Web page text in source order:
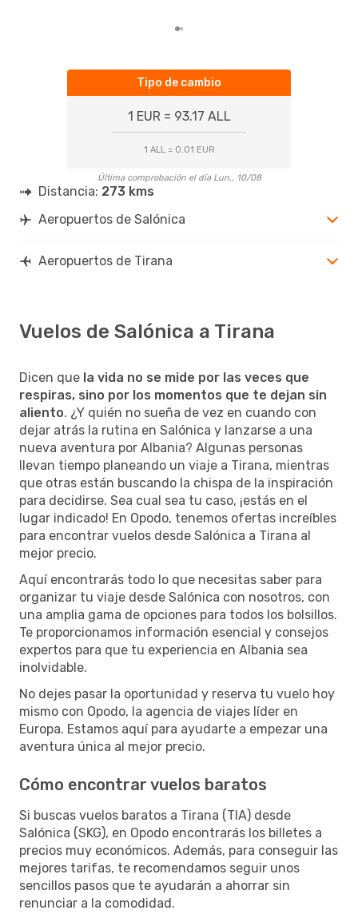
Tipo de cambio
1 EUR = 93.17 ALL
1 ALL = 0.01 EUR
Última comprobación el día Lun., 10/08
Distancia: 273 kms
Aeropuertos de Salónica
Aeropuertos de Tirana
Vuelos de Salónica a Tirana
Dicen que la vida no se mide por las veces que
respiras, sino por los momentos que te dejan sin
aliento. ¿Y quién no sueña de vez en cuando con
dejar atrás la rutina en Salónica y lanzarse a una
nueva aventura por Albania? Algunas personas
llevan tiempo planeando un viaje a Tirana, mientras
que otras están buscando la chispa de la inspiración
para decidirse. Sea cual sea tu caso, ¡estás en el
lugar indicado! En Opodo, tenemos ofertas increíbles
para encontrar vuelos desde Salónica a Tirana al
mejor precio.
Aquí encontrarás todo lo que necesitas saber para
organizar tu viaje desde Salónica con nosotros, con
una amplia gama de opciones para todos los bolsillos.
Te proporcionamos información esencial y consejos
expertos para que tu experiencia en Albania sea
inolvidable.
No dejes pasar la oportunidad y reserva tu vuelo hoy
mismo con Opodo, la agencia de viajes líder en
Europa. Estamos aquí para ayudarte a empezar una
aventura única al mejor precio.
Cómo encontrar vuelos baratos
Si buscas vuelos baratos a Tirana (TIA) desde
Salónica (SKG), en Opodo encontrarás los billetes a
precios muy económicos. Además, para conseguir las
mejores tarifas, te recomendamos seguir unos
sencillos pasos que te ayudarán a ahorrar sin
renunciar a la comodidad.